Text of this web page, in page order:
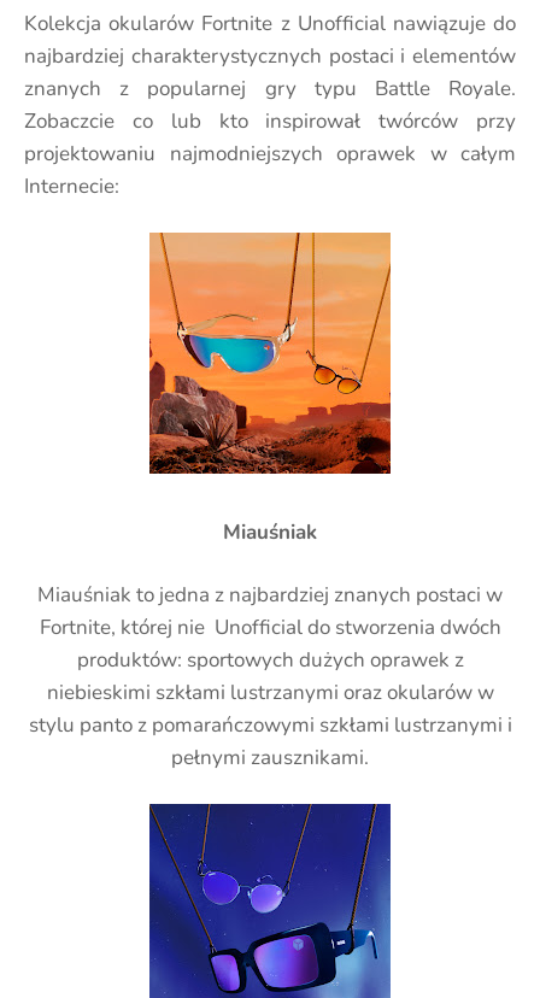
Kolekcja okularów Fortnite z Unofficial nawiązuje do
najbardziej charakterystycznych postaci i elementów
znanych z popularnej gry typu Battle Royale.
Zobaczcie co lub kto inspirował twórców przy
projektowaniu najmodniejszych oprawek w całym
Internecie:
Miauśniak
Miauśniak to jedna z najbardziej znanych postaci w
Fortnite, której nie Unofficial do stworzenia dwóch
produktów: sportowych dużych oprawek z
niebieskimi szkłami lustrzanymi oraz okularów w
stylu panto z pomarańczowymi szkłami lustrzanymi i
pełnymi zausznikami.